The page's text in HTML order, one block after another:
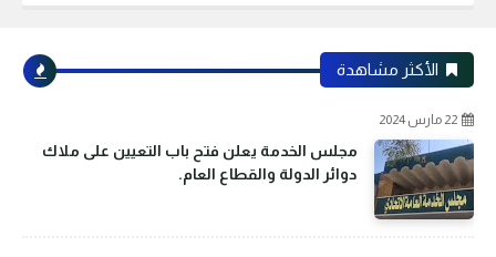
الأكثر مشاهدة
22 مارس 2024
مجلس الخدمة يعلن فتح باب التعيين على ملاك
دوائر الدولة والقطاع العام.